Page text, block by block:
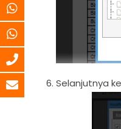
Selanjutnya